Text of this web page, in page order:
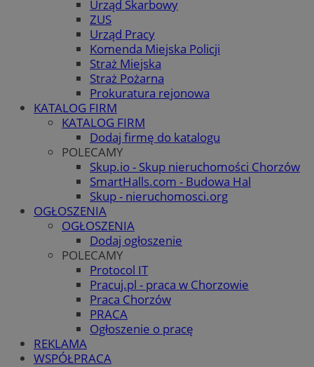
Urząd Skarbowy
ZUS
Urząd Pracy
Komenda Miejska Policji
Straż Miejska
Straż Pożarna
Prokuratura rejonowa
KATALOG FIRM
KATALOG FIRM
Dodaj firmę do katalogu
POLECAMY
Skup.io - Skup nieruchomości Chorzów
SmartHalls.com - Budowa Hal
Skup - nieruchomosci.org
OGŁOSZENIA
OGŁOSZENIA
Dodaj ogłoszenie
POLECAMY
Protocol IT
Pracuj.pl - praca w Chorzowie
Praca Chorzów
PRACA
Ogłoszenie o pracę
REKLAMA
WSPÓŁPRACA